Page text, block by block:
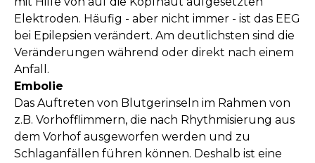
Elektroden. Häufig - aber nicht immer - ist das EEG
bei Epilepsien verändert. Am deutlichsten sind die
Veränderungen während oder direkt nach einem
Anfall.
Embolie
Das Auftreten von Blutgerinseln im Rahmen von
z.B. Vorhofflimmern, die nach Rhythmisierung aus
dem Vorhof ausgeworfen werden und zu
Schlaganfällen führen können. Deshalb ist eine